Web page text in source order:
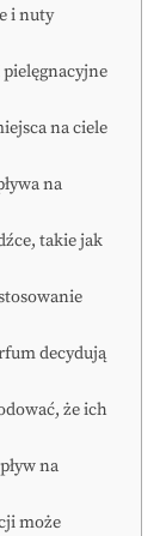
i nuty
na ciele
na
takie jak
decydują
że ich
na
może